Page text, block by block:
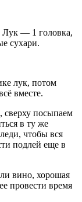
Лук — 1 головка,
сухари.
лук, потом
вместе.
сверху посыпаем
в ту же
чтобы вся
подлей еще в
вино, хорошая
провести время